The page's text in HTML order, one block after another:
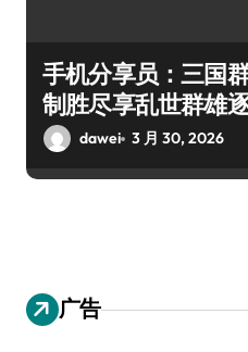
手机分享员：三国
制胜尽享乱世群雄
dawei 3 月 30, 2026
广告